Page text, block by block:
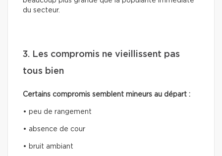
du secteur.
3. Les compromis ne vieillissent pas
tous bien
Certains compromis semblent mineurs au départ :
• peu de rangement
• absence de cour
• bruit ambiant